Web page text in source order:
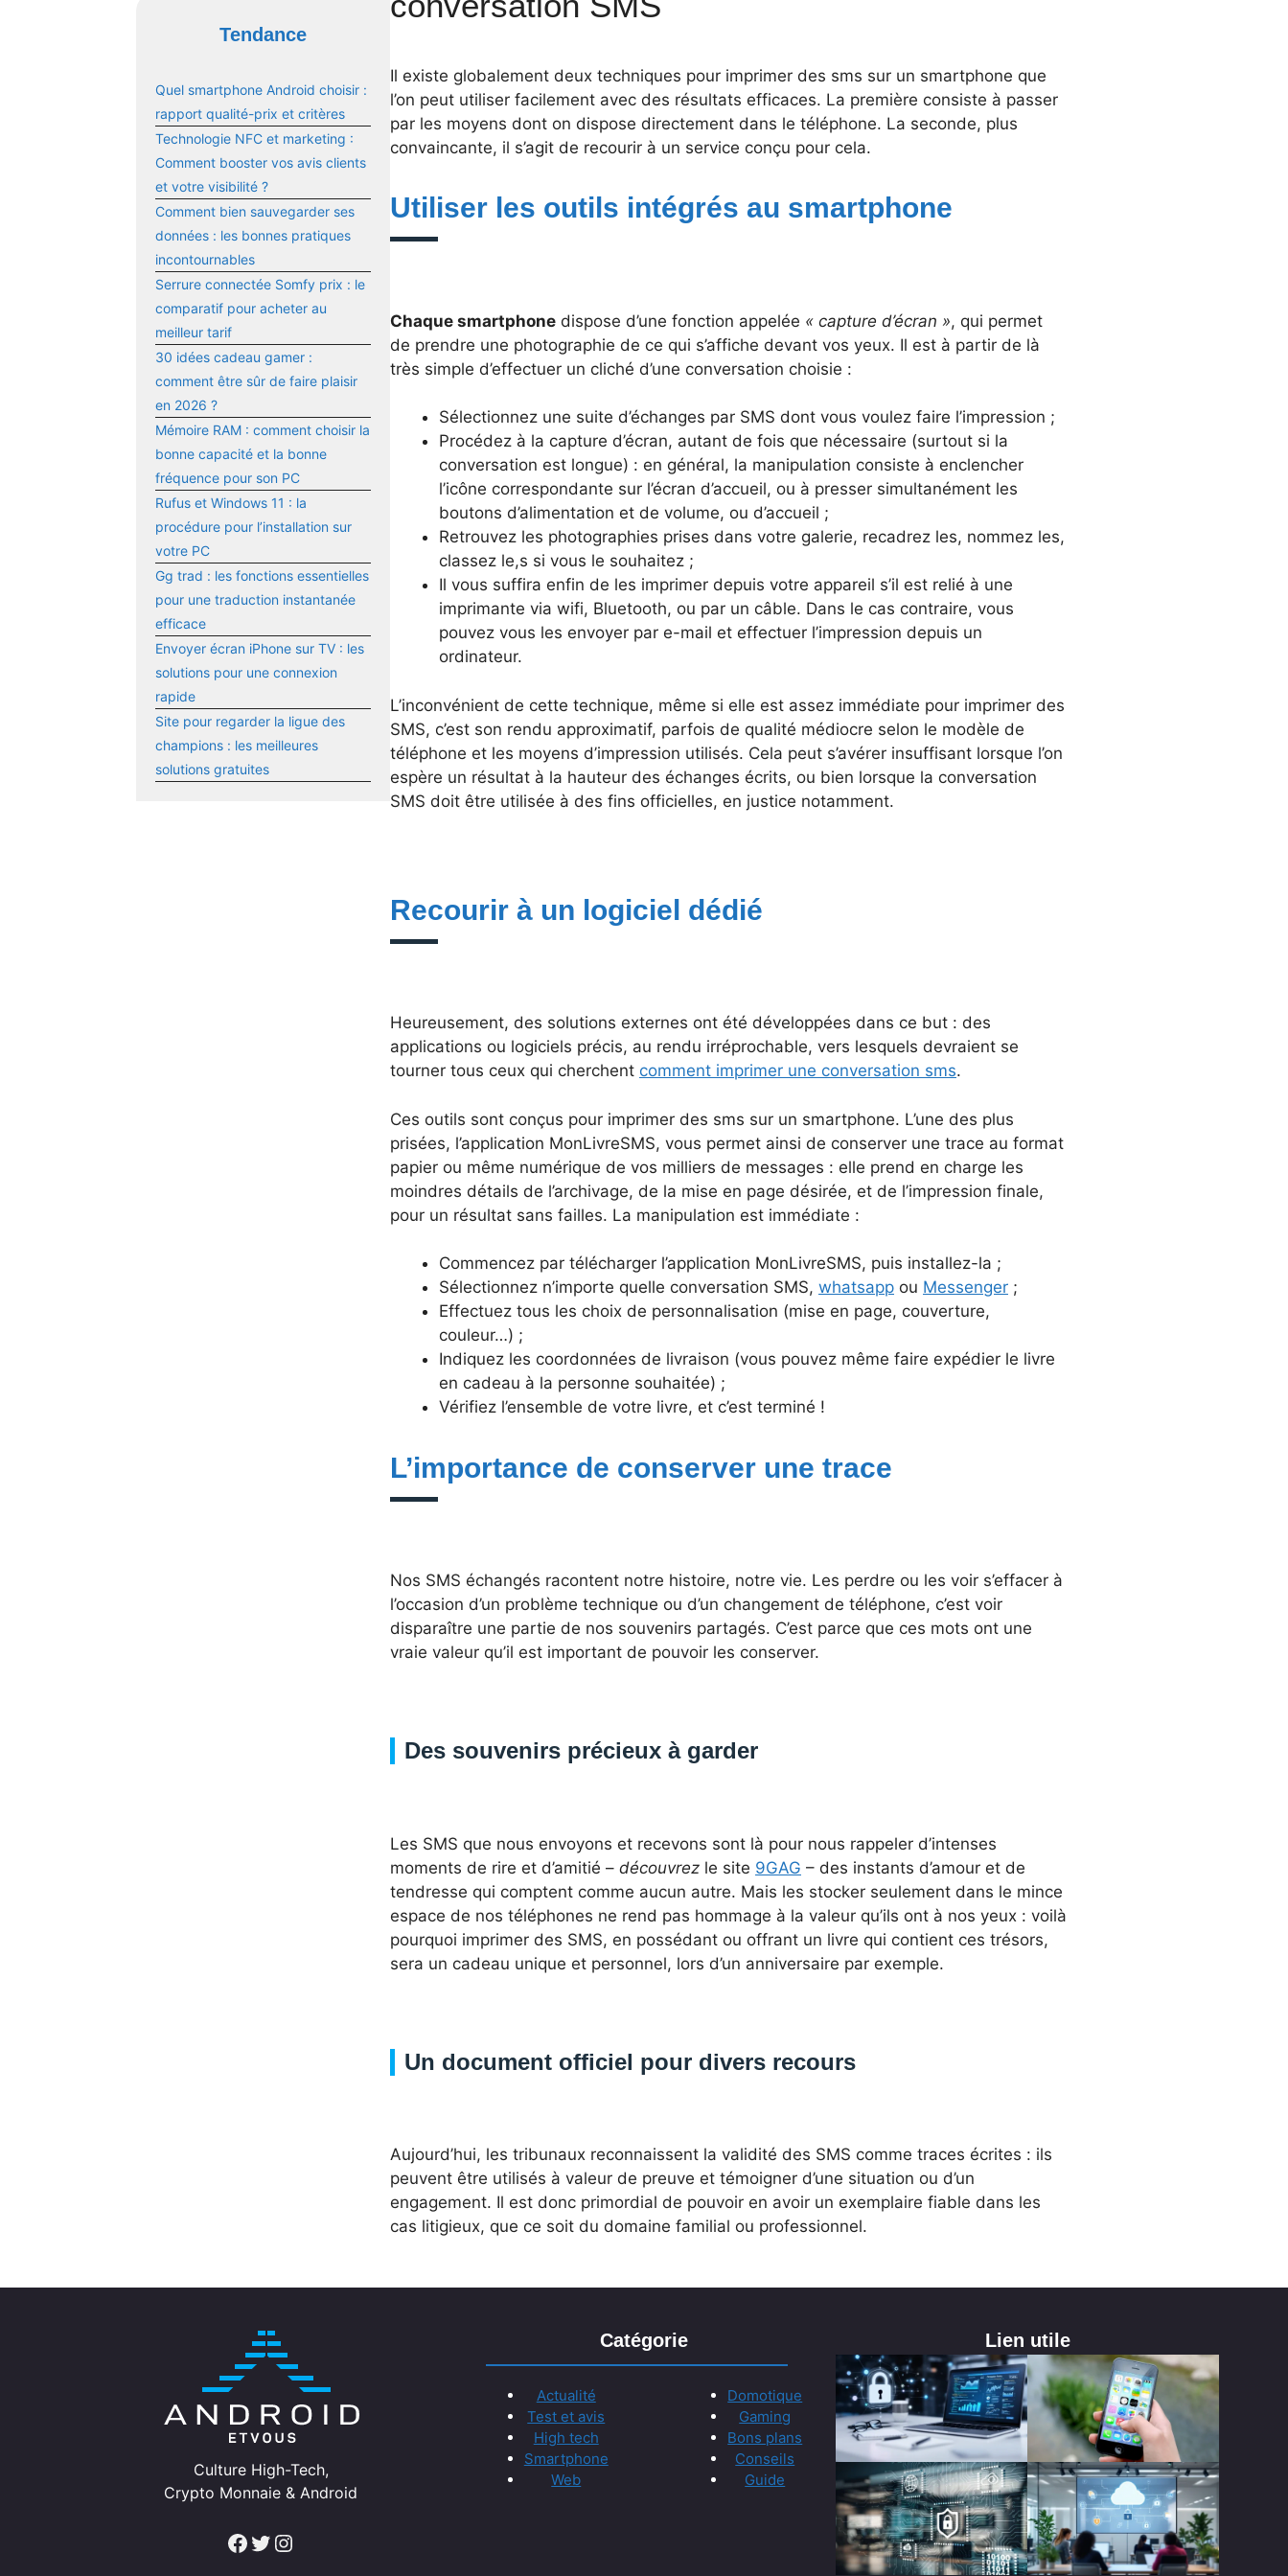
Tendance
Quel smartphone Android choisir :
rapport qualité-prix et critères
Technologie NFC et marketing :
Comment booster vos avis clients
et votre visibilité ?
Comment bien sauvegarder ses
données : les bonnes pratiques
incontournables
Serrure connectée Somfy prix : le
comparatif pour acheter au
meilleur tarif
30 idées cadeau gamer :
comment être sûr de faire plaisir
en 2026 ?
Mémoire RAM : comment choisir la
bonne capacité et la bonne
fréquence pour son PC
Rufus et Windows 11 : la
procédure pour l’installation sur
votre PC
Gg trad : les fonctions essentielles
pour une traduction instantanée
efficace
Envoyer écran iPhone sur TV : les
solutions pour une connexion
rapide
Site pour regarder la ligue des
champions : les meilleures
solutions gratuites
Il existe globalement deux techniques pour imprimer des sms sur un smartphone que
l’on peut utiliser facilement avec des résultats efficaces. La première consiste à passer
par les moyens dont on dispose directement dans le téléphone. La seconde, plus
convaincante, il s’agit de recourir à un service conçu pour cela.
Utiliser les outils intégrés au smartphone
Chaque smartphone dispose d’une fonction appelée « capture d’écran », qui permet
de prendre une photographie de ce qui s’affiche devant vos yeux. Il est à partir de là
très simple d’effectuer un cliché d’une conversation choisie :
Sélectionnez une suite d’échanges par SMS dont vous voulez faire l’impression ;
Procédez à la capture d’écran, autant de fois que nécessaire (surtout si la
conversation est longue) : en général, la manipulation consiste à enclencher
l’icône correspondante sur l’écran d’accueil, ou à presser simultanément les
boutons d’alimentation et de volume, ou d’accueil ;
Retrouvez les photographies prises dans votre galerie, recadrez les, nommez les,
classez le,s si vous le souhaitez ;
Il vous suffira enfin de les imprimer depuis votre appareil s’il est relié à une
imprimante via wifi, Bluetooth, ou par un câble. Dans le cas contraire, vous
pouvez vous les envoyer par e-mail et effectuer l’impression depuis un
ordinateur.
L’inconvénient de cette technique, même si elle est assez immédiate pour imprimer des
SMS, c’est son rendu approximatif, parfois de qualité médiocre selon le modèle de
téléphone et les moyens d’impression utilisés. Cela peut s’avérer insuffisant lorsque l’on
espère un résultat à la hauteur des échanges écrits, ou bien lorsque la conversation
SMS doit être utilisée à des fins officielles, en justice notamment.
Recourir à un logiciel dédié
Heureusement, des solutions externes ont été développées dans ce but : des
applications ou logiciels précis, au rendu irréprochable, vers lesquels devraient se
tourner tous ceux qui cherchent comment imprimer une conversation sms.
Ces outils sont conçus pour imprimer des sms sur un smartphone. L’une des plus
prisées, l’application MonLivreSMS, vous permet ainsi de conserver une trace au format
papier ou même numérique de vos milliers de messages : elle prend en charge les
moindres détails de l’archivage, de la mise en page désirée, et de l’impression finale,
pour un résultat sans failles. La manipulation est immédiate :
Commencez par télécharger l’application MonLivreSMS, puis installez-la ;
Sélectionnez n’importe quelle conversation SMS, whatsapp ou Messenger ;
Effectuez tous les choix de personnalisation (mise en page, couverture,
couleur…) ;
Indiquez les coordonnées de livraison (vous pouvez même faire expédier le livre
en cadeau à la personne souhaitée) ;
Vérifiez l’ensemble de votre livre, et c’est terminé !
L’importance de conserver une trace
Nos SMS échangés racontent notre histoire, notre vie. Les perdre ou les voir s’effacer à
l’occasion d’un problème technique ou d’un changement de téléphone, c’est voir
disparaître une partie de nos souvenirs partagés. C’est parce que ces mots ont une
vraie valeur qu’il est important de pouvoir les conserver.
Des souvenirs précieux à garder
Les SMS que nous envoyons et recevons sont là pour nous rappeler d’intenses
moments de rire et d’amitié – découvrez le site 9GAG – des instants d’amour et de
tendresse qui comptent comme aucun autre. Mais les stocker seulement dans le mince
espace de nos téléphones ne rend pas hommage à la valeur qu’ils ont à nos yeux : voilà
pourquoi imprimer des SMS, en possédant ou offrant un livre qui contient ces trésors,
sera un cadeau unique et personnel, lors d’un anniversaire par exemple.
Un document officiel pour divers recours
Aujourd’hui, les tribunaux reconnaissent la validité des SMS comme traces écrites : ils
peuvent être utilisés à valeur de preuve et témoigner d’une situation ou d’un
engagement. Il est donc primordial de pouvoir en avoir un exemplaire fiable dans les
cas litigieux, que ce soit du domaine familial ou professionnel.
Culture High-Tech,
Crypto Monnaie & Android
Facebook Twitter Instagram
Catégorie
Actualité
Test et avis
High tech
Smartphone
Web
Domotique
Gaming
Bons plans
Conseils
Guide
Lien utile